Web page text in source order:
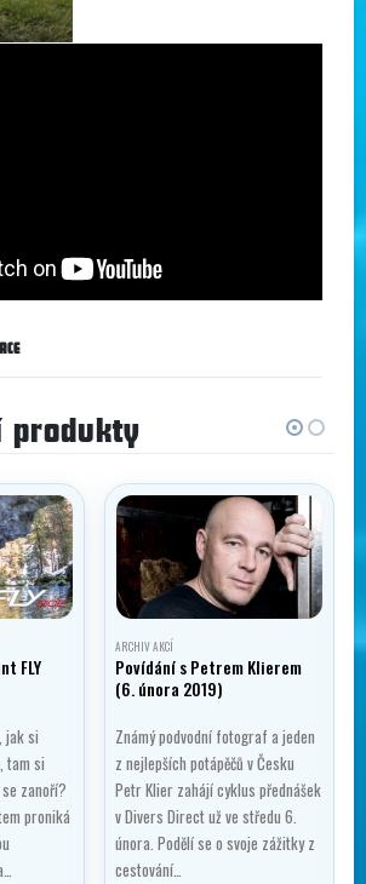
produkty
FLY
jak si
tam si
zanoří?
proniká
ARCHIV AKCÍ
Povídání s Petrem Klierem
(6. února 2019)
Známý podvodní fotograf a jeden
z nejlepších potápěčů v Česku
Petr Klier zahájí cyklus přednášek
v Divers Direct už ve středu 6.
února. Podělí se o svoje zážitky z
cestování…